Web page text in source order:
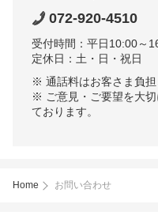
072-920-4510
受付時間：平日10:00～
定休日：土・日・祝日
※ 通話料はお客さま負担
※ ご意見・ご要望を大
ております。
Home お問い合わせ